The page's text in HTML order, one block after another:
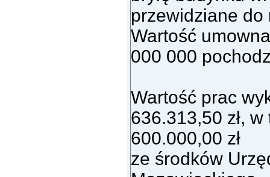
przewidziane
Wartość
000 000
Wartość prac
636.313,50 zł,
600.000,00 zł
ze środków